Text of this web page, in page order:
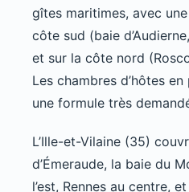
gîtes maritimes, avec
côte sud (baie
et sur la côte nord
Les chambres d’hôtes
une formule très
L’Ille-et-Vilaine (35)
d’Émeraude, la baie du
l’est, Rennes au centre,